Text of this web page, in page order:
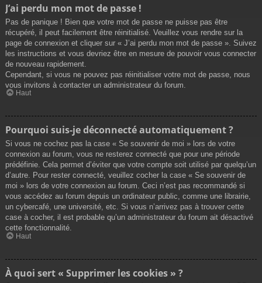
J’ai perdu mon mot de passe !
Pas de panique ! Bien que votre mot de passe ne puisse pas être
récupéré, il peut facilement être réinitialisé. Veuillez vous rendre sur la
page de connexion et cliquer sur « J’ai perdu mon mot de passe ». Suivez
les instructions et vous devriez être en mesure de pouvoir vous connecter
de nouveau rapidement.
Cependant, si vous ne pouvez pas réinitialiser votre mot de passe, nous
vous invitons à contacter un administrateur du forum.
Haut
Pourquoi suis-je déconnecté automatiquement ?
Si vous ne cochez pas la case « Se souvenir de moi » lors de votre
connexion au forum, vous ne resterez connecté que pour une période
prédéfinie. Cela permet d’éviter que votre compte soit utilisé par quelqu’un
d’autre. Pour rester connecté, veuillez cocher la case « Se souvenir de
moi » lors de votre connexion au forum. Ceci n’est pas recommandé si
vous accédez au forum depuis un ordinateur public, comme une librairie,
un cybercafé, une université, etc. Si vous n’arrivez pas à trouver cette
case à cocher, il est probable qu’un administrateur du forum ait désactivé
cette fonctionnalité.
Haut
À quoi sert « Supprimer les cookies » ?